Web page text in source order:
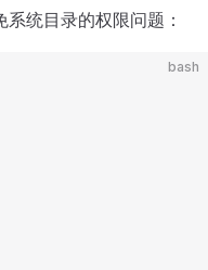
统目录的权限问题：
bash